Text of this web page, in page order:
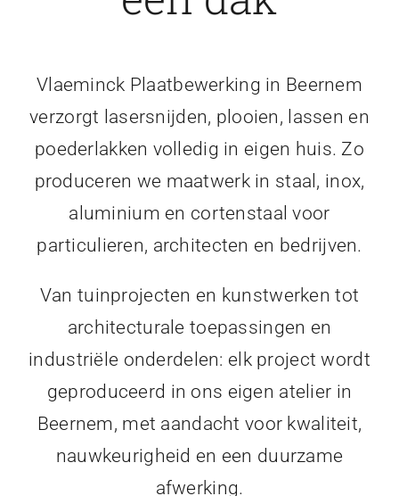
Vlaeminck Plaatbewerking in Beernem
verzorgt lasersnijden, plooien, lassen en
poederlakken volledig in eigen huis. Zo
produceren we maatwerk in staal, inox,
aluminium en cortenstaal voor
particulieren, architecten en bedrijven.
Van tuinprojecten en kunstwerken tot
architecturale toepassingen en
industriële onderdelen: elk project wordt
geproduceerd in ons eigen atelier in
Beernem, met aandacht voor kwaliteit,
nauwkeurigheid en een duurzame
afwerking.